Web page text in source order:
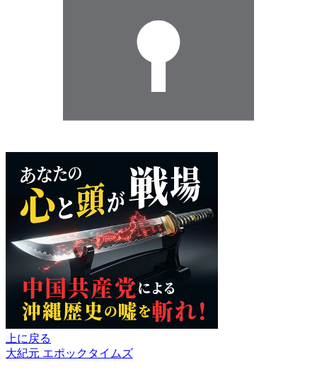
上に戻る
大紀元 エポックタイムズ